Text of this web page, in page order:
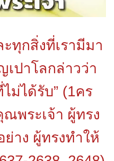
ทุกสิ่งที่เรามีมา
เปาโลกล่าวว่า
ม่ได้รับ” (1คร
พระเจ้า ผู้ทรง
าง ผู้ทรงทําให้